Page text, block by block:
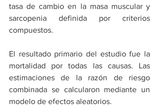
tasa de cambio en la masa muscular y
sarcopenia definida por criterios
compuestos.
El resultado primario del estudio fue la
mortalidad por todas las causas. Las
estimaciones de la razón de riesgo
combinada se calcularon mediante un
modelo de efectos aleatorios.